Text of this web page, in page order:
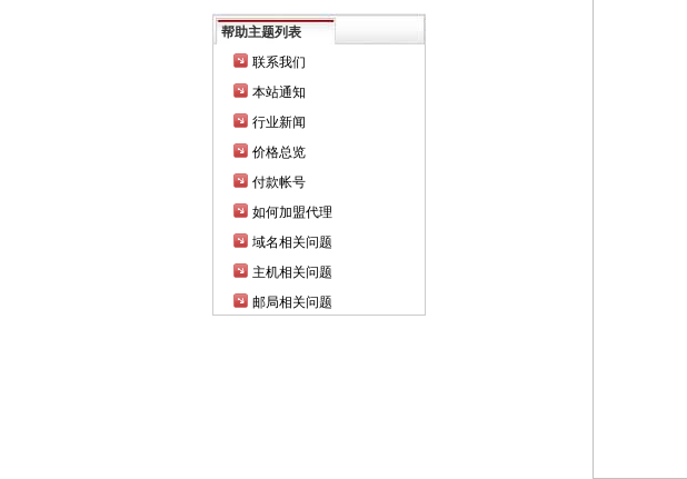
帮助主题列表
联系我们
本站通知
行业新闻
价格总览
付款帐号
如何加盟代理
域名相关问题
主机相关问题
邮局相关问题